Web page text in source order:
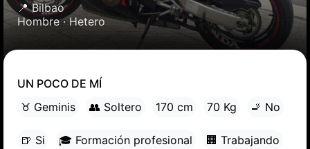
📍Bilbao
Hombre ·Hetero
UN POCO DE MÍ
♉ Geminis
👥 Soltero 170 cm 70 Kg 🚬 No
🍺 Si 🎓 Formación profesional 🏢 Trabajando